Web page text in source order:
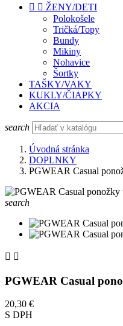
  ŽENY/DETI
Polokošele
Tričká/Topy
Bundy
Mikiny
Nohavice
Šortky
TAŠKY/VAKY
KUKLY/ČIAPKY
AKCIA
search
Úvodná stránka
DOPLNKY
PGWEAR Casual
search
 
PGWEAR Casual
20,30 €
S DPH